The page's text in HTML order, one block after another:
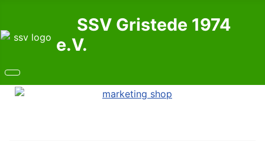
SSV Gristede 1974
e.V.